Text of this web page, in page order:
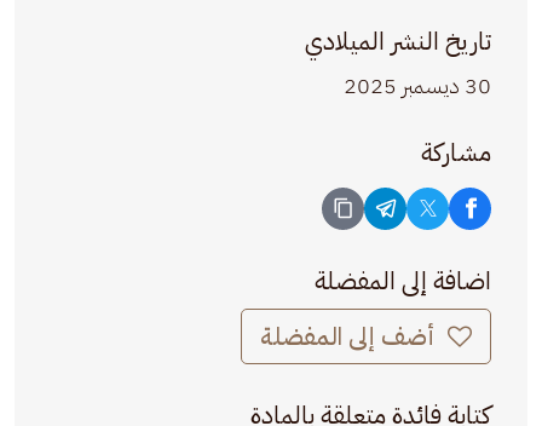
تاريخ النشر الميلادي
30 ديسمبر 2025
مشاركة
اضافة إلى المفضلة
أضف إلى المفضلة
كتابة فائدة متعلقة بالمادة